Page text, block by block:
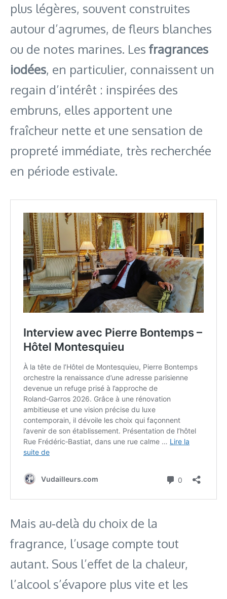
plus légères, souvent construites
autour d’agrumes, de fleurs blanches
ou de notes marines. Les fragrances
iodées, en particulier, connaissent un
regain d’intérêt : inspirées des
embruns, elles apportent une
fraîcheur nette et une sensation de
propreté immédiate, très recherchée
en période estivale.
Mais au‑delà du choix de la
fragrance, l’usage compte tout
autant. Sous l’effet de la chaleur,
l’alcool s’évapore plus vite et les